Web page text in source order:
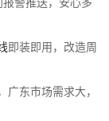
即装即用，改造周
东市场需求大，